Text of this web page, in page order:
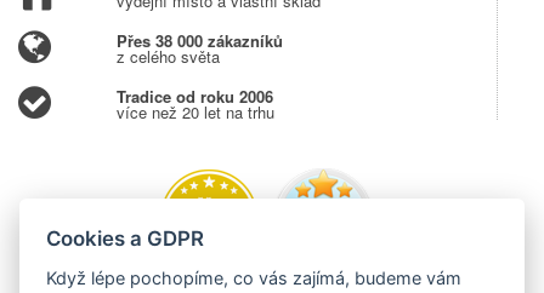
Přes 38 000 zákazníků
z celého světa
Tradice od roku 2006
více než 20 let na trhu
Cookies a GDPR
Když lépe pochopíme, co vás zajímá, budeme vám